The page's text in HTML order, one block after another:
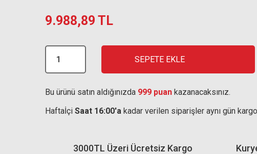
9.988,89 TL
SEPETE EKLE
Bu ürünü satın aldığınızda 999 puan kazanacaksınız.
Haftaİçi Saat 16:00'a kadar verilen siparişler aynı gün
3000TL Üzeri Ücretsiz Kargo